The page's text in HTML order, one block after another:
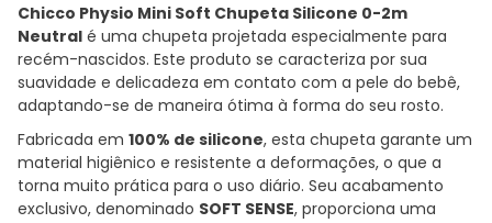
Chicco Physio Mini Soft Chupeta Silicone 0-2m
Neutral é uma chupeta projetada especialmente para
recém-nascidos. Este produto se caracteriza por sua
suavidade e delicadeza em contato com a pele do bebê,
adaptando-se de maneira ótima à forma do seu rosto.
Fabricada em 100% de silicone, esta chupeta garante um
material higiênico e resistente a deformações, o que a
torna muito prática para o uso diário. Seu acabamento
exclusivo, denominado SOFT SENSE, proporciona uma